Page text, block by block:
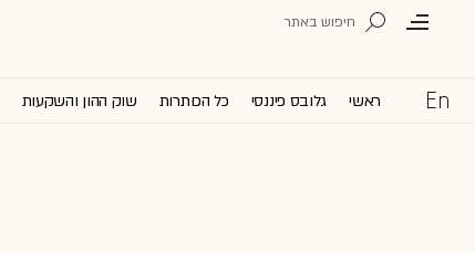
ראשי גלובס פיננסי כל הכותרות שוק ההון והשקעות